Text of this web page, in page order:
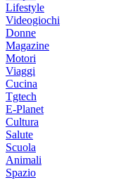
Lifestyle
Videogiochi
Donne
Magazine
Motori
Viaggi
Cucina
Tgtech
E-Planet
Cultura
Salute
Scuola
Animali
Spazio